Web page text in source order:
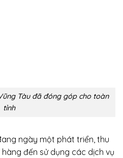
Tàu đã đóng góp cho toàn
tỉnh
ngày một phát triển, thu
đến sử dụng các dịch vụ